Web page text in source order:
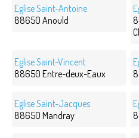
Eglise Saint-Antoine
88650 Anould
Eglise Saint-Vincent
88650 Entre-deux-Eaux
Eglise Saint-Jacques
88650 Mandray